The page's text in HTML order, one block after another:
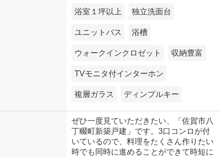
浴室１坪以上 独立洗面台
ユニットバス 浴槽
ウォークインクロゼット 収納豊富
TVモニタ付インターホン
複層ガラス ディンプルキー
ぜひ一度見ていただきたい、「佐賀市八
丁畷町新築戸建」です。3口コンロが付
いているので、料理をたくさん作りたい
時でも同時に進めることができて時短に